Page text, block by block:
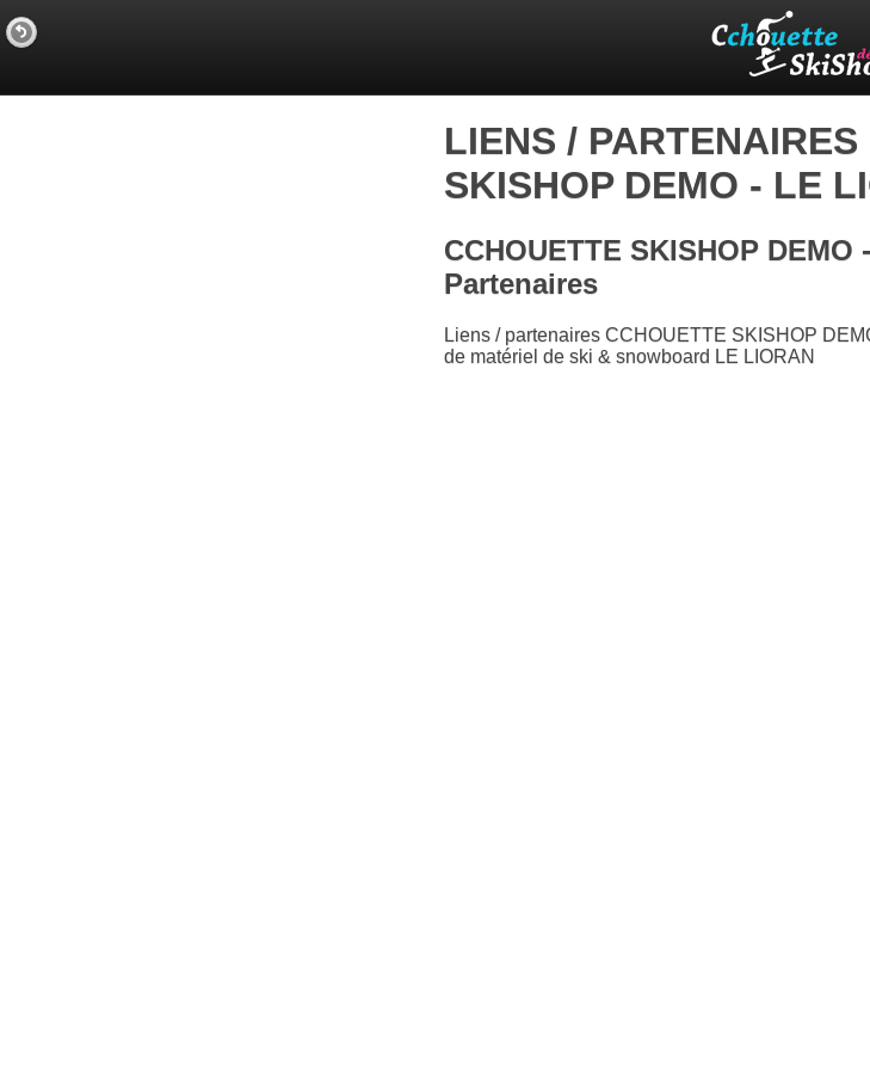
LIENS /
SKISHOP DEMO - LE
CCHOUETTE SKISHOP DEMO
Partenaires
Liens / partenaires CCHOUETTE SKISHOP
de matériel de ski & snowboard LE LIORAN